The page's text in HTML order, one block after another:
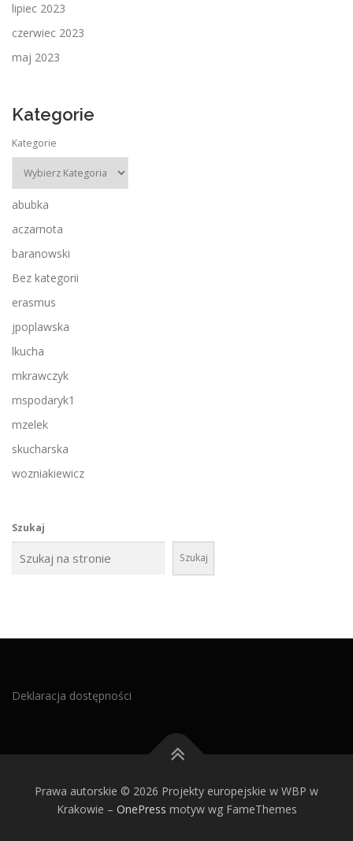
lipiec 2023
czerwiec 2023
maj 2023
Kategorie
Kategorie
abubka
aczarnota
baranowski
Bez kategorii
erasmus
jpoplawska
lkucha
mkrawczyk
mspodaryk1
mzelek
skucharska
wozniakiewicz
Szukaj
Szukaj
Deklaracja dostępności
Prawa autorskie © 2026 Projekty europejskie w WBP w
Krakowie – OnePress motyw wg FameThemes